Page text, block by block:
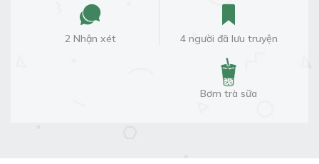
2 Nhận xét 4 người đã lưu truyện
Bơm trà sữa